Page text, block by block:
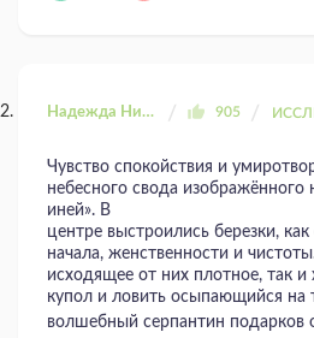
Надежда Николаевна 905
Чувство спокойствия и
небесного свода
иней». В
центре выстроились березки,
начала, женственности и
исходящее от них плотное, так и
купол и ловить осыпающийся на
волшебный серпантин подарков